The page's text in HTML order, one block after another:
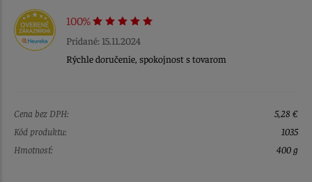
100%
Pridané: 15.11.2024
Rýchle doručenie, spokojnost s tovarom
Cena bez DPH:
5,28 €
Kód produktu:
1035
Hmotnosť:
400 g